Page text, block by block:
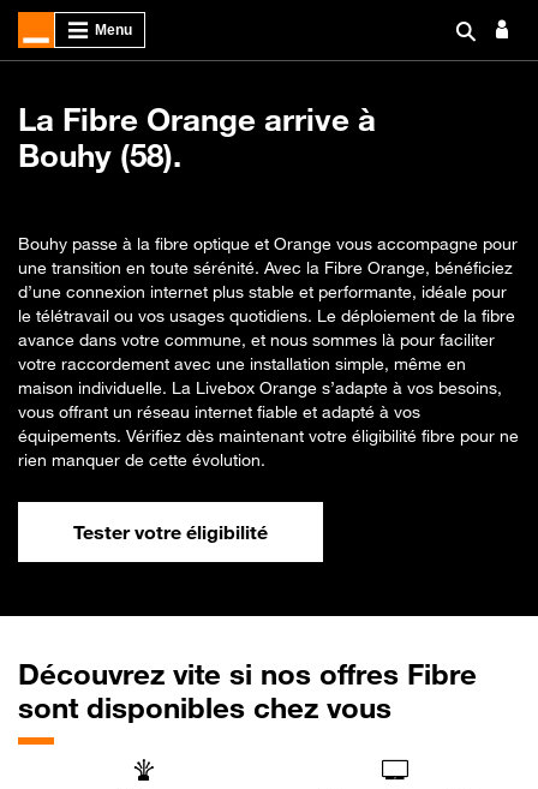
La Fibre Orange arrive à
Bouhy (58).
Bouhy passe à la fibre optique et Orange vous accompagne pour
une transition en toute sérénité. Avec la Fibre Orange, bénéficiez
d’une connexion internet plus stable et performante, idéale pour
le télétravail ou vos usages quotidiens. Le déploiement de la fibre
avance dans votre commune, et nous sommes là pour faciliter
votre raccordement avec une installation simple, même en
maison individuelle. La Livebox Orange s’adapte à vos besoins,
vous offrant un réseau internet fiable et adapté à vos
équipements. Vérifiez dès maintenant votre éligibilité fibre pour ne
rien manquer de cette évolution.
Tester votre éligibilité
Découvrez vite si nos offres Fibre
sont disponibles chez vous